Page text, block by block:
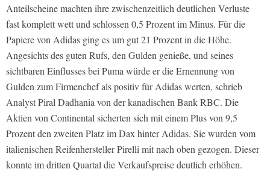
Anteilscheine machten ihre zwischenzeitlich deutlichen Verluste
fast komplett wett und schlossen 0,5 Prozent im Minus. Für die
Papiere von Adidas ging es um gut 21 Prozent in die Höhe.
Angesichts des guten Rufs, den Gulden genieße, und seines
sichtbaren Einflusses bei Puma würde er die Ernennung von
Gulden zum Firmenchef als positiv für Adidas werten, schrieb
Analyst Piral Dadhania von der kanadischen Bank RBC. Die
Aktien von Continental sicherten sich mit einem Plus von 9,5
Prozent den zweiten Platz im Dax hinter Adidas. Sie wurden vom
italienischen Reifenhersteller Pirelli mit nach oben gezogen. Dieser
konnte im dritten Quartal die Verkaufspreise deutlich erhöhen.